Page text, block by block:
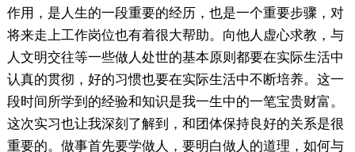
作用，是人生的一段重要的经历，也是一个重要步骤，对
将来走上工作岗位也有着很大帮助。向他人虚心求教，与
人文明交往等一些做人处世的基本原则都要在实际生活中
认真的贯彻，好的习惯也要在实际生活中不断培养。这一
段时间所学到的经验和知识是我一生中的一笔宝贵财富。
这次实习也让我深刻了解到，和团体保持良好的关系是很
重要的。做事首先要学做人，要明白做人的道理，如何与